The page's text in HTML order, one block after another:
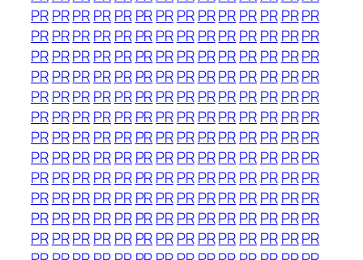
PRPRPRPRPR PRPRPRPRPRPRPR PRPR
PRPRPRPRPR PRPRPRPRPRPRPR PRPR
PRPRPRPRPR PRPRPRPRPRPRPR PRPR
PRPRPRPRPR PRPRPRPRPRPRPR PRPR
PRPRPRPRPR PRPRPRPRPRPRPR PRPR
PRPRPRPRPR PRPRPRPRPRPRPR PRPR
PRPRPRPRPR PRPRPRPRPRPRPR PRPR
PRPRPRPRPR PRPRPRPRPRPRPR PRPR
PRPRPRPRPR PRPRPRPRPRPRPR PRPR
PRPRPRPRPR PRPRPRPRPRPRPR PRPR
PRPRPRPRPR PRPRPRPRPRPRPR PRPR
PRPRPRPRPR PRPRPRPRPRPRPR PRPR